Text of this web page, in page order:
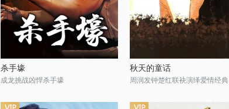
杀手壕
成龙挑战凶悍杀手壕
秋天的童话
周润发钟楚红联袂演绎爱情经典